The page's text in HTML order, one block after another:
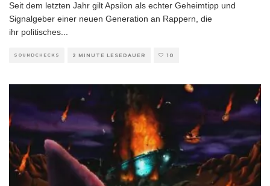
Seit dem letzten Jahr gilt Apsilon als echter Geheimtipp und
Signalgeber einer neuen Generation an Rappern, die
ihr politisches...
SOUNDCHECKS 2 MINUTE LESEDAUER 10